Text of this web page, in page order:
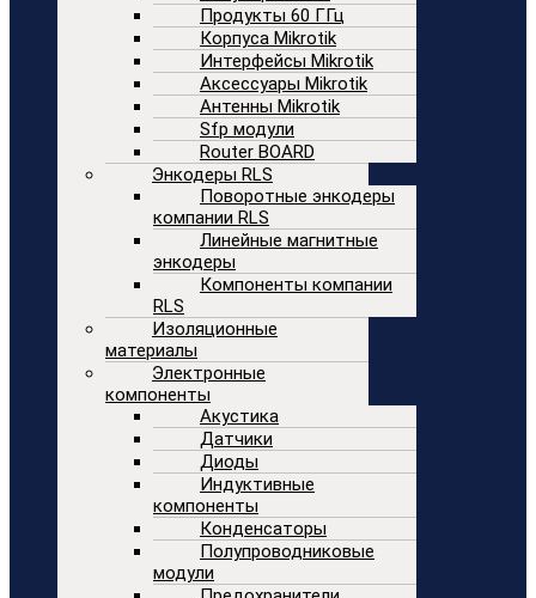
Продукты 60 ГГц
Корпуса Mikrotik
Интерфейсы Mikrotik
Аксессуары Mikrotik
Антенны Mikrotik
Sfp модули
Router BOARD
Энкодеры RLS
Поворотные энкодеры
компании RLS
Линейные магнитные
энкодеры
Компоненты компании
RLS
Изоляционные
материалы
Электронные
компоненты
Акустика
Датчики
Диоды
Индуктивные
компоненты
Конденсаторы
Полупроводниковые
модули